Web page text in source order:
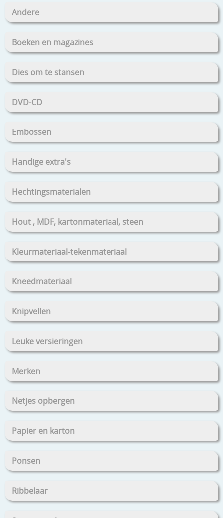
Andere
Boeken en magazines
Dies om te stansen
DVD-CD
Embossen
Handige extra's
Hechtingsmaterialen
Hout , MDF, kartonmateriaal, steen
Kleurmateriaal-tekenmateriaal
Kneedmateriaal
Knipvellen
Leuke versieringen
Merken
Netjes opbergen
Papier en karton
Ponsen
Ribbelaar